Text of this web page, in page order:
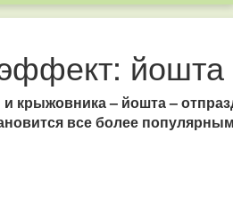
йошта
крыжовника – йошта –
все более